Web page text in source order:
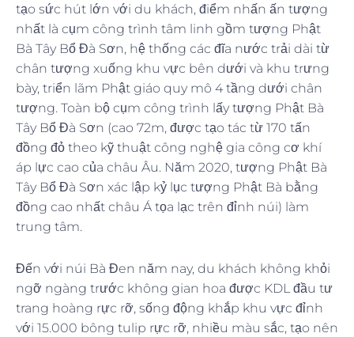
tạo sức hút lớn với du khách, điểm nhấn ấn tượng
nhất là cụm công trình tâm linh gồm tượng Phật
Bà Tây Bổ Đà Sơn, hệ thống các đĩa nước trải dài từ
chân tượng xuống khu vực bên dưới và khu trưng
bày, triển lãm Phật giáo quy mô 4 tầng dưới chân
tượng. Toàn bộ cụm công trình lấy tượng Phật Bà
Tây Bổ Đà Sơn (cao 72m, được tạo tác từ 170 tấn
đồng đỏ theo kỹ thuật công nghệ gia công cơ khí
áp lực cao của châu Âu. Năm 2020, tượng Phật Bà
Tây Bổ Đà Sơn xác lập kỷ lục tượng Phật Bà bằng
đồng cao nhất châu Á tọa lạc trên đỉnh núi) làm
trung tâm.
Đến với núi Bà Đen năm nay, du khách không khỏi
ngỡ ngàng trước không gian hoa được KDL đầu tư
trang hoàng rực rỡ, sống động khắp khu vực đỉnh
với 15.000 bông tulip rực rỡ, nhiều màu sắc, tạo nên